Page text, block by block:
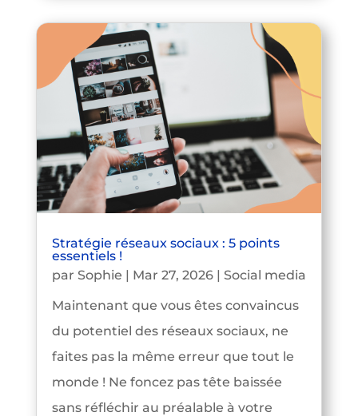
Stratégie réseaux sociaux : 5 points
essentiels !
par Sophie | Mar 27, 2026| Social media
Maintenant que vous êtes convaincus
du potentiel des réseaux sociaux, ne
faites pas la même erreur que tout le
monde ! Ne foncez pas tête baissée
sans réfléchir au préalable à votre